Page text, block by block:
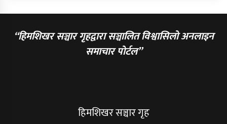
“हिमशिखर सञ्चार गृहद्वारा सञ्चालित विश्वासिलो अनलाइन
समाचार पोर्टल”
हिमशिखर सञ्चार गृह